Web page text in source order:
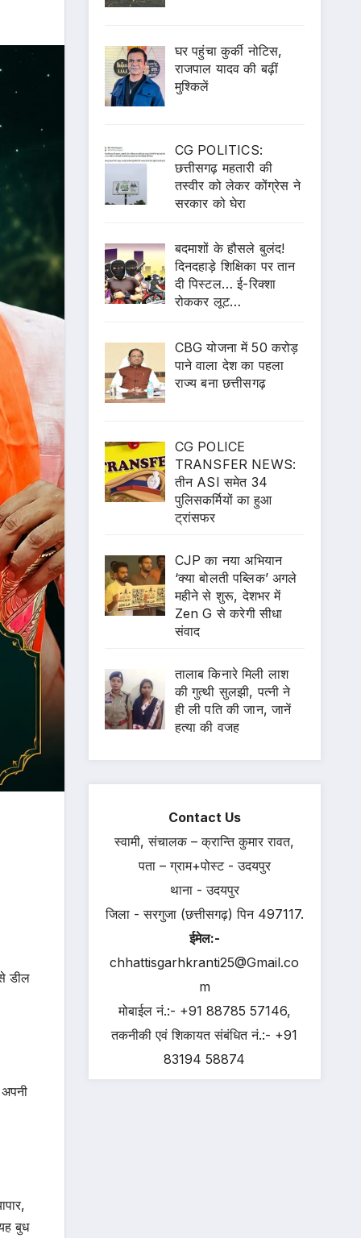
डील
बुध
घर पहुंचा कुर्की नोटिस,
राजपाल यादव की बढ़ीं
मुश्किलें
CG POLITICS:
छत्तीसगढ़ महतारी की
तस्वीर को लेकर कोंग्रेस ने
सरकार को घेरा
बदमाशों के हौसले बुलंद!
दिनदहाड़े शिक्षिका पर तान
दी पिस्टल… ई-रिक्शा
रोककर लूट…
CBG योजना में 50 करोड़
पाने वाला देश का पहला
राज्य बना छत्तीसगढ़
CG POLICE
TRANSFER NEWS:
तीन ASI समेत 34
पुलिसकर्मियों का हुआ
ट्रांसफर
CJP का नया अभियान
‘क्या बोलती पब्लिक’ अगले
महीने से शुरू, देशभर में
Zen G से करेगी सीधा
संवाद
तालाब किनारे मिली लाश
की गुत्थी सुलझी, पत्नी ने
ही ली पति की जान, जानें
हत्या की वजह
Contact Us
स्वामी, संचालक – क्रान्ति कुमार रावत,
पता – ग्राम+पोस्ट - उदयपुर
थाना - उदयपुर
जिला - सरगुजा (छत्तीसगढ़) पिन 497117.
ईमेल:-
chhattisgarhkranti25@Gmail.co
m
मोबाईल नं.:- +91 88785 57146,
तकनीकी एवं शिकायत संबंधित नं.:- +91
83194 58874